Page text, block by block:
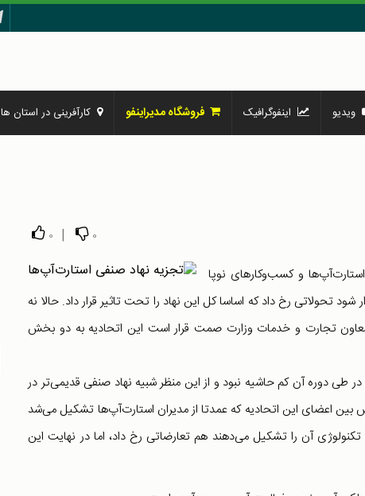
ویدیو اینفوگرافیک فروشگاه مدیراینفو کارآفرینی در استان ها
0
|
0
و کسب‌وکارهای نوپا
تحولاتی رخ داد که اساسا کل این نهاد را تحت تاثیر قرار داد. حالا نه
با نامه معاون تجارت و خدمات وزارت صمت قرار است این اتحادیه به دو بخش
اینترنتی هم در زمان تاسیس در سال ۱۳۹۶ و هم در طی دوره آن کم حاشیه نبود و از این منظر شبیه نهاد صنفی قدیمی‌تر در
بین اعضای این اتحادیه که عمدتا از مدیران استارت‌آپ‌ها تشکیل می‌شد
آن را تشکیل می‌دهند هم تعارضاتی رخ داد، اما در نهایت این